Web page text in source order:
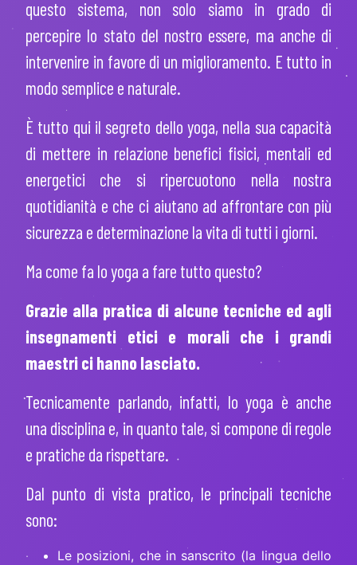
questo sistema, non solo siamo in grado di
percepire lo stato del nostro essere, ma anche di
intervenire in favore di un miglioramento. E tutto in
modo semplice e naturale.
È tutto qui il segreto dello yoga, nella sua capacità
di mettere in relazione benefici fisici, mentali ed
energetici che si ripercuotono nella nostra
quotidianità e che ci aiutano ad affrontare con più
sicurezza e determinazione la vita di tutti i giorni.
Ma come fa lo yoga a fare tutto questo?
Grazie alla pratica di alcune tecniche ed agli
insegnamenti etici e morali che i grandi
maestri ci hanno lasciato.
Tecnicamente parlando, infatti, lo yoga è anche
una disciplina e, in quanto tale, si compone di regole
e pratiche da rispettare.
Dal punto di vista pratico, le principali tecniche
sono:
Le posizioni, che in sanscrito (la lingua dello